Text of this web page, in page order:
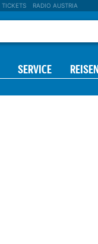
TICKETS RADIO AUSTRIA
SERVICE REISEN